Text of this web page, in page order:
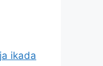
ikada